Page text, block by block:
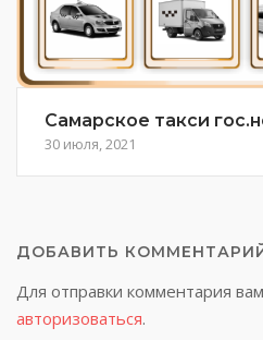
Самарское такси
30 июля, 2021
ДОБАВИТЬ
Для отправки комментария
авторизоваться.